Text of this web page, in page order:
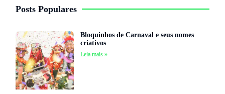
Posts Populares
Bloquinhos de Carnaval e seus nomes
criativos
Leia mais »